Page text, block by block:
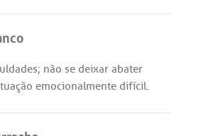
; não se deixar abater
emocionalmente difícil.